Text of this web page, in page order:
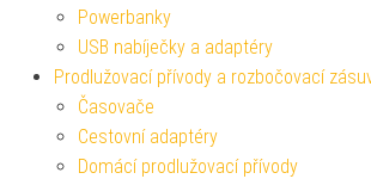
Powerbanky
USB nabíječky a adaptéry
Prodlužovací přívody a rozbočovací
Časovače
Cestovní adaptéry
Domácí prodlužovací přívody